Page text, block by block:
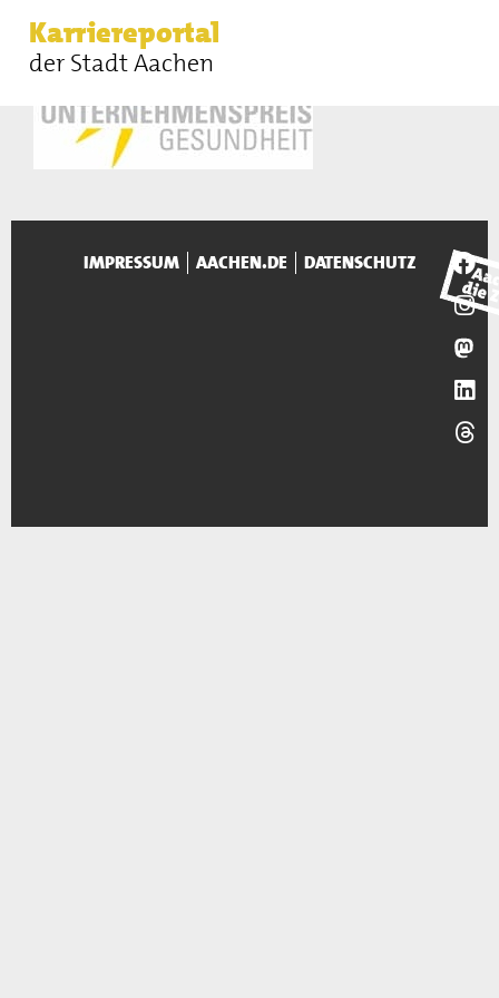
Karriereportal
der Stadt Aachen
IMPRESSUM AACHEN.DE DATENSCHUTZ